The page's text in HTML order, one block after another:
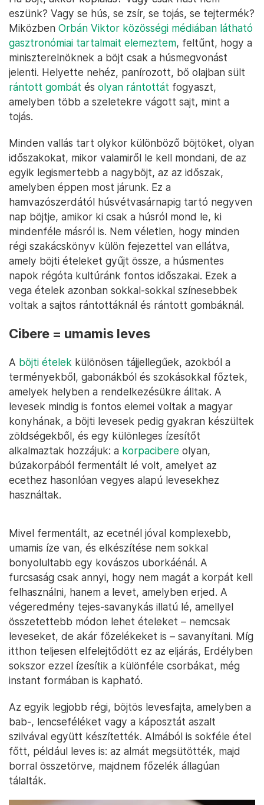
eszünk? Vagy se hús, se zsír, se tojás, se tejtermék?
Miközben Orbán Viktor közösségi médiában látható
gasztronómiai tartalmait elemeztem, feltűnt, hogy a
miniszterelnöknek a böjt csak a húsmegvonást
jelenti. Helyette nehéz, panírozott, bő olajban sült
rántott gombát és olyan rántottát fogyaszt,
amelyben több a szeletekre vágott sajt, mint a
tojás.
Minden vallás tart olykor különböző böjtöket, olyan
időszakokat, mikor valamiről le kell mondani, de az
egyik legismertebb a nagyböjt, az az időszak,
amelyben éppen most járunk. Ez a
hamvazószerdától húsvétvasárnapig tartó negyven
nap böjtje, amikor ki csak a húsról mond le, ki
mindenféle másról is. Nem véletlen, hogy minden
régi szakácskönyv külön fejezettel van ellátva,
amely böjti ételeket gyűjt össze, a húsmentes
napok régóta kultúránk fontos időszakai. Ezek a
vega ételek azonban sokkal-sokkal színesebbek
voltak a sajtos rántottáknál és rántott gombáknál.
Cibere = umamis leves
A böjti ételek különösen tájjellegűek, azokból a
terményekből, gabonákból és szokásokkal főztek,
amelyek helyben a rendelkezésükre álltak. A
levesek mindig is fontos elemei voltak a magyar
konyhának, a böjti levesek pedig gyakran készültek
zöldségekből, és egy különleges ízesítőt
alkalmaztak hozzájuk: a korpacibere olyan,
búzakorpából fermentált lé volt, amelyet az
ecethez hasonlóan vegyes alapú levesekhez
használtak.
Mivel fermentált, az ecetnél jóval komplexebb,
umamis íze van, és elkészítése nem sokkal
bonyolultabb egy kovászos uborkáénál. A
furcsaság csak annyi, hogy nem magát a korpát kell
felhasználni, hanem a levet, amelyben erjed. A
végeredmény tejes-savanykás illatú lé, amellyel
összetettebb módon lehet ételeket – nemcsak
leveseket, de akár főzelékeket is – savanyítani. Míg
itthon teljesen elfelejtődött ez az eljárás, Erdélyben
sokszor ezzel ízesítik a különféle csorbákat, még
instant formában is kapható.
Az egyik legjobb régi, böjtös levesfajta, amelyben a
bab-, lencseféléket vagy a káposztát aszalt
szilvával együtt készítették. Almából is sokféle étel
főtt, például leves is: az almát megsütötték, majd
borral összetörve, majdnem főzelék állagúan
tálalták.